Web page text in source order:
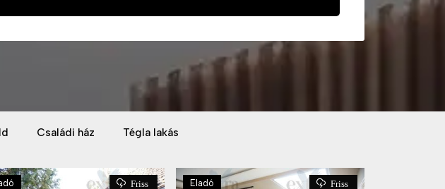
Családi ház Tégla lakás
Friss Eladó Friss